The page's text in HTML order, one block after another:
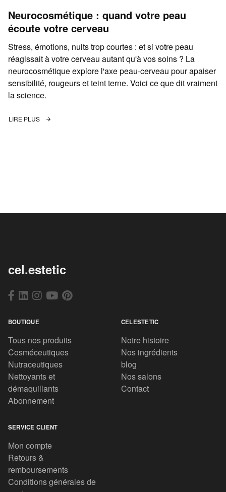
Neurocosmétique : quand votre peau
écoute votre cerveau
Stress, émotions, nuits trop courtes : et si votre peau
réagissait à votre cerveau autant qu'à vos soins ? La
neurocosmétique explore l'axe peau-cerveau pour apaiser
sensibilité, rougeurs et teint terne. Voici ce que dit vraiment
la science.
LIRE PLUS
cel.estetic
BOUTIQUE
Tous nos produits
Cosméceutiques
Nutraceutiques
Nettoyants et
démaquillants
Abonnement
CELESTETIC
Notre histoire
Nos ingrédients
blog
Nos salons
Contact
SERVICE CLIENT
Mon compte
Retours &
remboursements
Conditions générales de